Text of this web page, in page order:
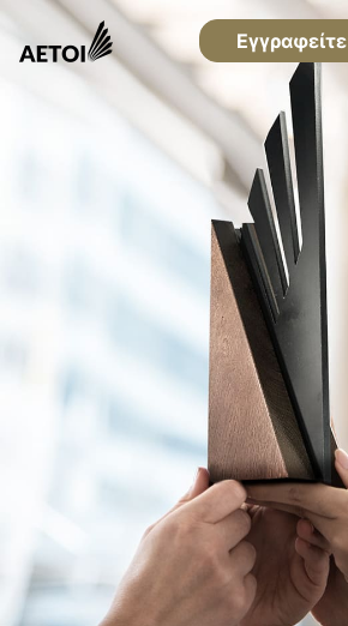
Εγγραφείτε